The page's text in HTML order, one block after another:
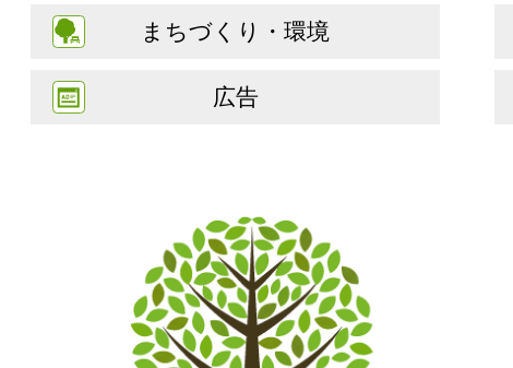
まちづくり・環境
広告